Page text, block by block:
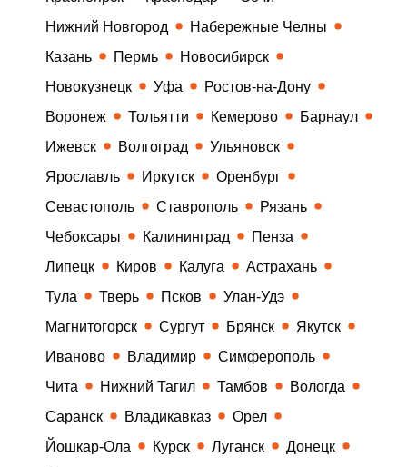
Нижний Новгород
Набережные Челны
Казань
Пермь
Новосибирск
Новокузнецк
Уфа
Ростов-на-Дону
Воронеж
Тольятти Кемерово
Барнаул
Ижевск
Волгоград
Ульяновск
Ярославль
Иркутск
Оренбург
Севастополь
Ставрополь
Рязань
Чебоксары
Калининград
Пенза
Липецк
Киров Калуга
Астрахань
Тула
Тверь Псков
Улан-Удэ
Магнитогорск
Сургут Брянск
Якутск
Иваново
Владимир
Симферополь
Чита
Нижний Тагил Тамбов
Вологда
Саранск
Владикавказ
Орел
Йошкар-Ола
Курск Луганск
Донецк